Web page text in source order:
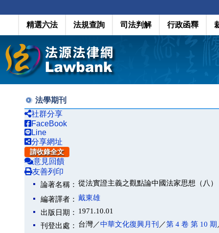
精選六法 法規查詢 司法判解 行政函釋
法學期刊
社群分享
FaceBook
Line
分享網址
請收錄全文
意見回饋
友善列印
論著名稱： 從法實證主義之觀點論中國法家思想（八）
編著譯者： 戴東雄
出版日期： 1971.10.01
刊登出處： 台灣／中華文化復興月刊 ／第 4 卷 第 10 期